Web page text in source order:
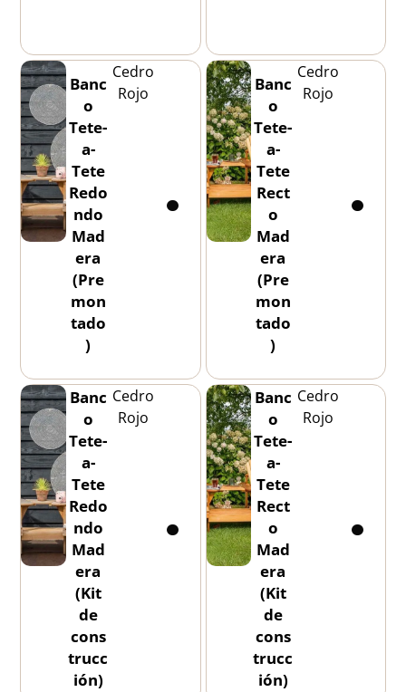
Banc
o
Tete-
a-
Tete
Redo
ndo
Mad
era
(Pre
mon
tado
)
Cedro
Rojo
Banc
o
Tete-
a-
Tete
Rect
o
Mad
era
(Pre
mon
tado
)
Cedro
Rojo
Banc
o
Tete-
a-
Tete
Redo
ndo
Mad
era
(Kit
de
cons
trucc
ión)
Cedro
Rojo
Banc
o
Tete-
a-
Tete
Rect
o
Mad
era
(Kit
de
cons
trucc
ión)
Cedro
Rojo